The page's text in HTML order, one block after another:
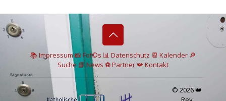
📚 Impressum📸Fot©s 📊 Datenschutz 📆 Kalender 🔎
Suche 📘 News ⚽Partner📯Kontakt
© 2026 👑